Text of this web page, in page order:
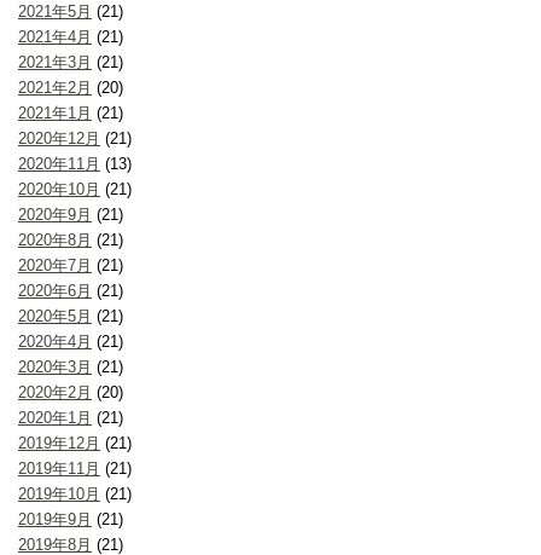
2021年5月 (21)
2021年4月 (21)
2021年3月 (21)
2021年2月 (20)
2021年1月 (21)
2020年12月 (21)
2020年11月 (13)
2020年10月 (21)
2020年9月 (21)
2020年8月 (21)
2020年7月 (21)
2020年6月 (21)
2020年5月 (21)
2020年4月 (21)
2020年3月 (21)
2020年2月 (20)
2020年1月 (21)
2019年12月 (21)
2019年11月 (21)
2019年10月 (21)
2019年9月 (21)
2019年8月 (21)